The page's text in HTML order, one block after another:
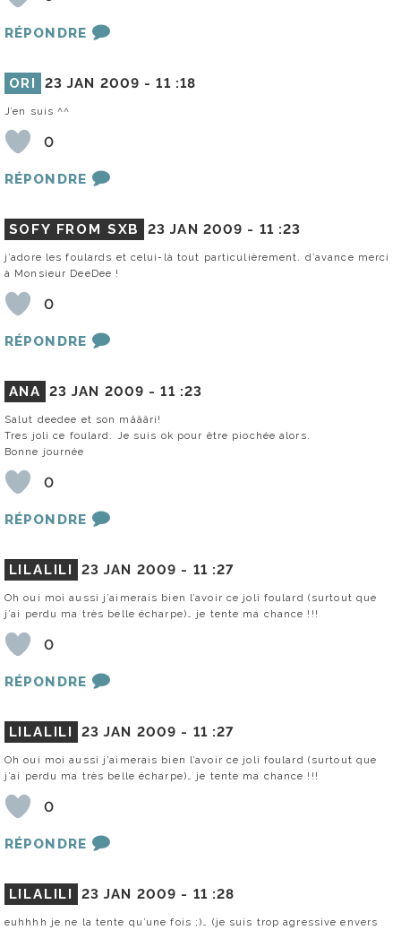
RÉPONDRE
ORI 23 JAN 2009 -11 :18
J’en suis ^^
0
RÉPONDRE
SOFY FROM SXB 23 JAN 2009 - 11 :23
j’adore les foulards et celui-là tout particulièrement. d’avance merci
à Monsieur DeeDee !
0
RÉPONDRE
ANA 23 JAN 2009 -11 :23
Salut deedee et son mâââri!
Tres joli ce foulard. Je suis ok pour être piochée alors.
Bonne journée
0
RÉPONDRE
LILALILI 23 JAN 2009 - 11 :27
Oh oui moi aussi j’aimerais bien l’avoir ce joli foulard (surtout que
j’ai perdu ma très belle écharpe)… je tente ma chance !!!
0
RÉPONDRE
LILALILI 23 JAN 2009 - 11 :27
Oh oui moi aussi j’aimerais bien l’avoir ce joli foulard (surtout que
j’ai perdu ma très belle écharpe)… je tente ma chance !!!
0
RÉPONDRE
LILALILI 23 JAN 2009 - 11 :28
euhhhh je ne la tente qu’une fois ;)… (je suis trop agressive envers